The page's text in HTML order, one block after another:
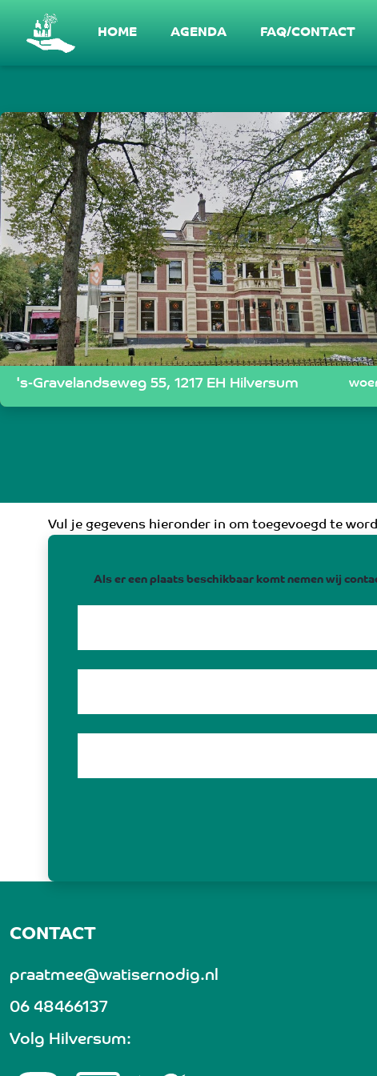
HOME AGENDA FAQ/CONTACT
Gesprek in NoordWest #2 - Wat is er nodig
's-Gravelandseweg 55, 1217 EH Hilversum
Vul je gegevens hieronder in om toegevoegd te
Als er een plaats beschikbaar komt nemen wij
CONTACT
praatmee@watisernodig.nl
06 48466137
Volg Hilversum: